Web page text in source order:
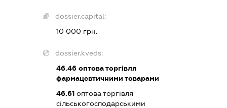
dossier.capital:
10 000 грн.
dossier.kveds:
46.46оптова торгівля
фармацевтичними товарами
46.61оптова торгівля
сільськогосподарськими